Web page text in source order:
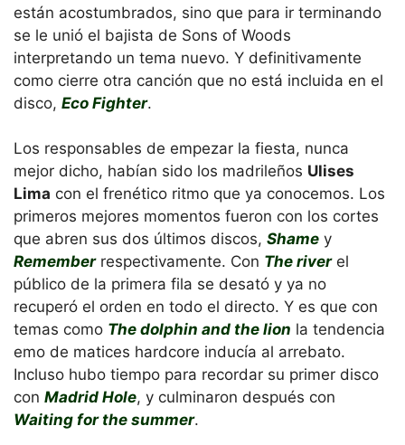
están acostumbrados, sino que para ir terminando
se le unió el bajista de Sons of Woods
interpretando un tema nuevo. Y definitivamente
como cierre otra canción que no está incluida en el
disco, Eco Fighter.
Los responsables de empezar la fiesta, nunca
mejor dicho, habían sido los madrileños Ulises
Lima con el frenético ritmo que ya conocemos. Los
primeros mejores momentos fueron con los cortes
que abren sus dos últimos discos, Shame y
Rememberrespectivamente. Con The riverel
público de la primera fila se desató y ya no
recuperó el orden en todo el directo. Y es que con
temas como The dolphin and the lion la tendencia
emo de matices hardcore inducía al arrebato.
Incluso hubo tiempo para recordar su primer disco
con Madrid Hole, y culminaron después con
Waiting for the summer.